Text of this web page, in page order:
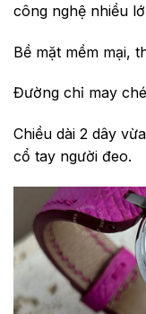
công nghệ nhiều
Bề mặt mềm mại,
Đường chỉ may
Chiều dài 2 dây
cổ tay người đeo.